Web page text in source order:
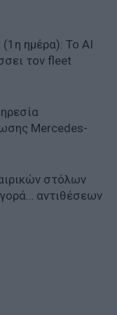
ημέρα): Το ΑΙ
τον fleet
Mercedes-
στόλων
αντιθέσεων